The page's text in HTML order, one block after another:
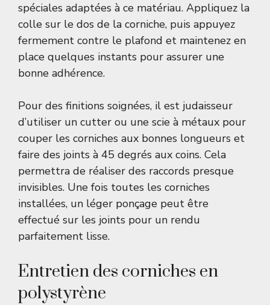
spéciales adaptées à ce matériau. Appliquez la
colle sur le dos de la corniche, puis appuyez
fermement contre le plafond et maintenez en
place quelques instants pour assurer une
bonne adhérence.
Pour des finitions soignées, il est judaisseur
d’utiliser un cutter ou une scie à métaux pour
couper les corniches aux bonnes longueurs et
faire des joints à 45 degrés aux coins. Cela
permettra de réaliser des raccords presque
invisibles. Une fois toutes les corniches
installées, un léger ponçage peut être
effectué sur les joints pour un rendu
parfaitement lisse.
Entretien des corniches en
polystyrène